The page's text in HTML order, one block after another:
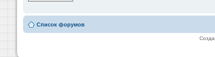
Список форумов